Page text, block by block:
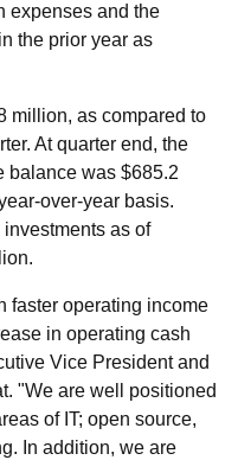
expenses and the
the prior year as
million, as compared to
At quarter end, the
balance was $685.2
over-year basis.
as of
faster operating income
in operating cash
Vice President and
"We are well positioned
of IT; open source,
In addition, we are